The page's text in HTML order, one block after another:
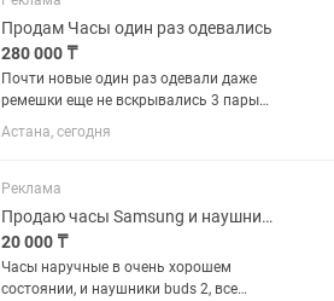
Продам Часы один раз одевались
280 000 ₸
Почти новые один раз одевали даже
ремешки еще не вскрывались 3 пары
ремешков цена на каспи 329.000
Астана, сегодня
Реклама
Продаю часы Samsung и наушники buds 2
20 000 ₸
Часы наручные в очень хорошем
состоянии, и наушники buds 2, все